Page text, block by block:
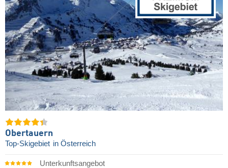
Obertauern
Top-Skigebiet in Österreich
Unterkunftsangebot